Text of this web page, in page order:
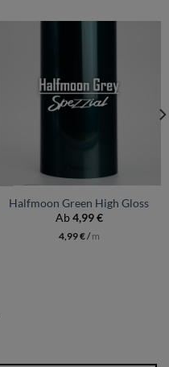
Halfmoon Green High Gloss
Ab4,99€
4,99€/m